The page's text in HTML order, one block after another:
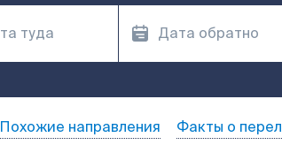
Похожие направления Факты о